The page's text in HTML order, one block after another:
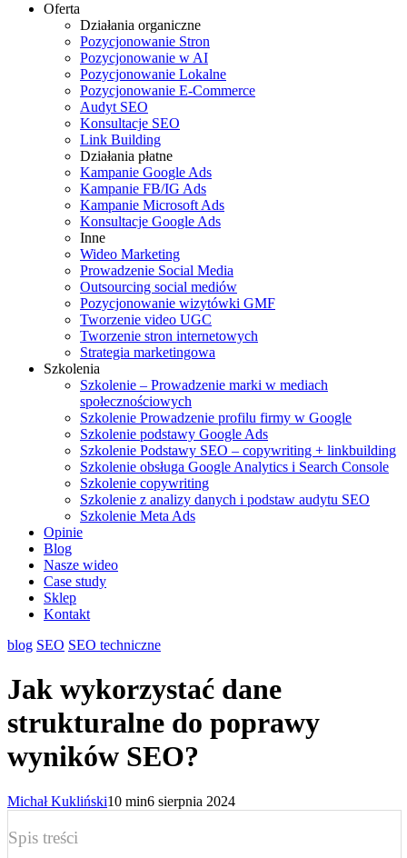
Oferta
Działania organiczne
Pozycjonowanie Stron
Pozycjonowanie w AI
Pozycjonowanie Lokalne
Pozycjonowanie E-Commerce
Audyt SEO
Konsultacje SEO
Link Building
Działania płatne
Kampanie Google Ads
Kampanie FB/IG Ads
Kampanie Microsoft Ads
Konsultacje Google Ads
Inne
Wideo Marketing
Prowadzenie Social Media
Outsourcing social mediów
Pozycjonowanie wizytówki GMF
Tworzenie video UGC
Tworzenie stron internetowych
Strategia marketingowa
Szkolenia
Szkolenie – Prowadzenie marki w mediach
społecznościowych
Szkolenie Prowadzenie profilu firmy w Google
Szkolenie podstawy Google Ads
Szkolenie Podstawy SEO – copywriting + linkbuilding
Szkolenie obsługa Google Analytics i Search Console
Szkolenie copywriting
Szkolenie z analizy danych i podstaw audytu SEO
Szkolenie Meta Ads
Opinie
Blog
Nasze wideo
Case study
Sklep
Kontakt
blog SEO SEO techniczne
Jak wykorzystać dane
strukturalne do poprawy
wyników SEO?
Michał Kukliński10 min6 sierpnia 2024
Spis treści